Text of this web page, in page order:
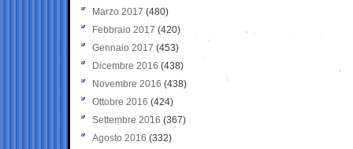
Marzo 2017 (480)
Febbraio 2017 (420)
Gennaio 2017 (453)
Dicembre 2016 (438)
Novembre 2016 (438)
Ottobre 2016 (424)
Settembre 2016 (367)
Agosto 2016 (332)